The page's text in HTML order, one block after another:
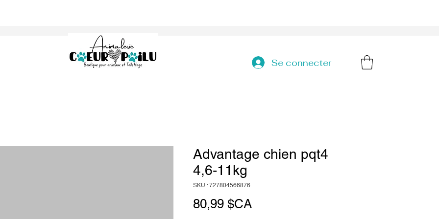
Se connecter
Advantage chien pqt4
4,6-11kg
SKU : 727804566876
80,99 $CAPrix